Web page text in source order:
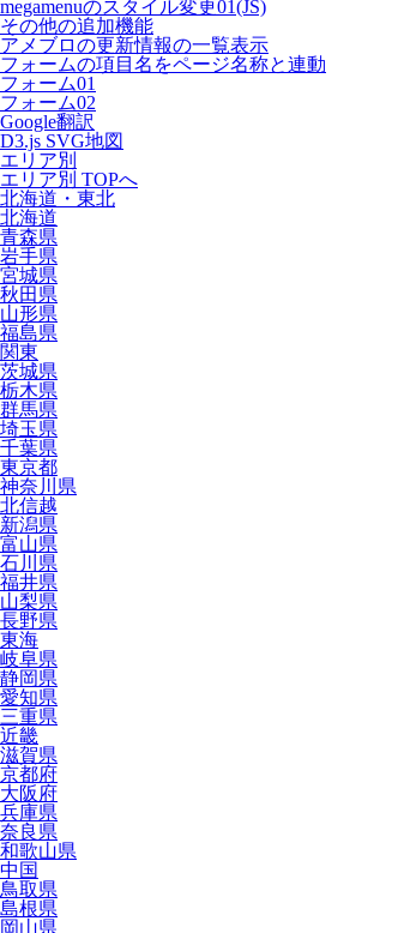
megamenuのスタイル変更01(JS)
その他の追加機能
アメブロの更新情報の一覧表示
フォームの項目名をページ名称と連動
フォーム01
フォーム02
Google翻訳
D3.js SVG地図
エリア別
エリア別 TOPへ
北海道・東北
北海道
青森県
岩手県
宮城県
秋田県
山形県
福島県
関東
茨城県
栃木県
群馬県
埼玉県
千葉県
東京都
神奈川県
北信越
新潟県
富山県
石川県
福井県
山梨県
長野県
東海
岐阜県
静岡県
愛知県
三重県
近畿
滋賀県
京都府
大阪府
兵庫県
奈良県
和歌山県
中国
鳥取県
島根県
岡山県